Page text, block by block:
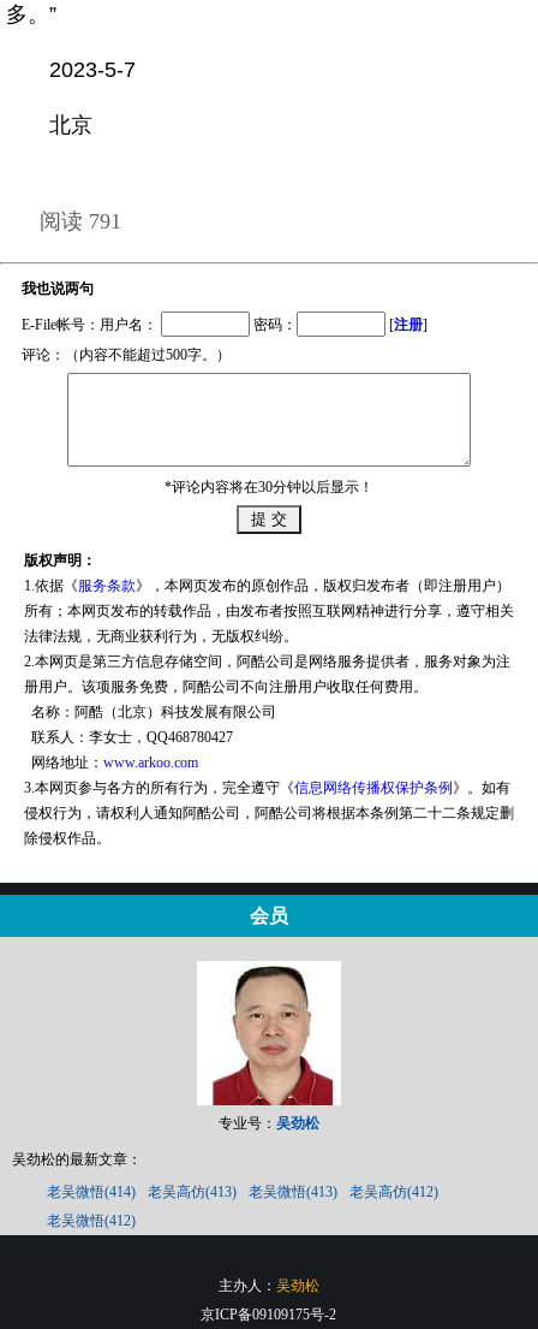
多。”
2023-5-7
北京
阅读 791
我也说两句
E-File帐号：用户名： 密码： [注册]
评论：（内容不能超过500字。）
*评论内容将在30分钟以后显示！
版权声明：
1.依据《服务条款》，本网页发布的原创作品，版权归发布者（即注册用户）
所有；本网页发布的转载作品，由发布者按照互联网精神进行分享，遵守相关
法律法规，无商业获利行为，无版权纠纷。
2.本网页是第三方信息存储空间，阿酷公司是网络服务提供者，服务对象为注
册用户。该项服务免费，阿酷公司不向注册用户收取任何费用。
名称：阿酷（北京）科技发展有限公司
联系人：李女士，QQ468780427
网络地址： www.arkoo.com
3.本网页参与各方的所有行为，完全遵守《信息网络传播权保护条例 》。如有
侵权行为，请权利人通知阿酷公司，阿酷公司将根据本条例第二十二条规定删
除侵权作品。
会员
专业号： 吴劲松
吴劲松的最新文章：
老吴微悟(414)
老吴高仿(413) 老吴微悟(413)
老吴高仿(412)
老吴微悟(412)
主办人： 吴劲松
京ICP备09109175号-2